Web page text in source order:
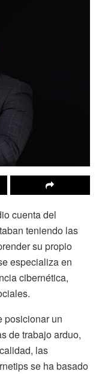
cuenta del
teniendo las
su propio
especializa en
cibernética,
posicionar un
de trabajo arduo,
las
se ha basado